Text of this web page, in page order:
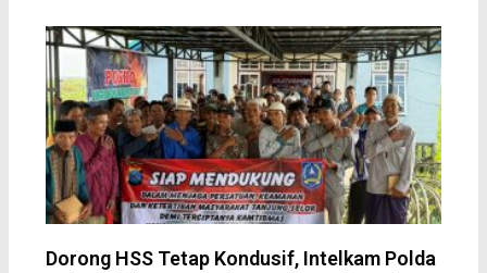
Dorong HSS Tetap Kondusif, Intelkam Polda